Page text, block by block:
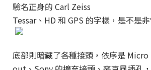
驗名正身的 Carl Zeiss
Tessar、HD 和 GPS 的字樣，是不是
底部則暗藏了各種接頭，依序是 Micro